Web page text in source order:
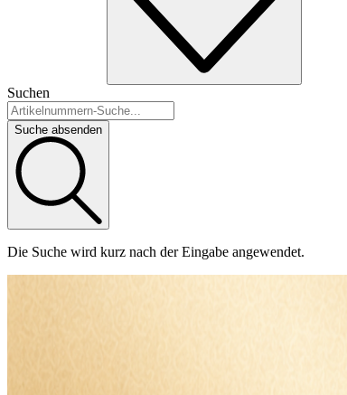
Suchen
Suche absenden
Die Suche wird kurz nach der Eingabe angewendet.